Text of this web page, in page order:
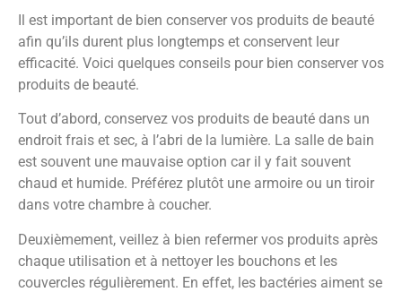
Il est important de bien conserver vos produits de beauté
afin qu’ils durent plus longtemps et conservent leur
efficacité. Voici quelques conseils pour bien conserver vos
produits de beauté.
Tout d’abord, conservez vos produits de beauté dans un
endroit frais et sec, à l’abri de la lumière. La salle de bain
est souvent une mauvaise option car il y fait souvent
chaud et humide. Préférez plutôt une armoire ou un tiroir
dans votre chambre à coucher.
Deuxièmement, veillez à bien refermer vos produits après
chaque utilisation et à nettoyer les bouchons et les
couvercles régulièrement. En effet, les bactéries aiment se